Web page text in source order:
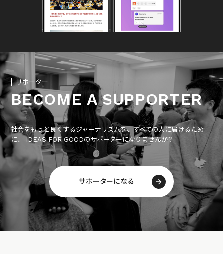
サポーター
BECOME A SUPPORTER
社会をもっと良くするジャーナリズムを、すべての人に届けるため
に、 IDEAS FOR GOODのサポーターになりませんか？
サポーターになる